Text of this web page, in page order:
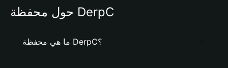
حول محفظة DerpC
ما هي محفظة DerpC؟